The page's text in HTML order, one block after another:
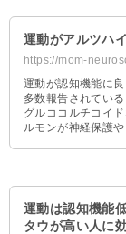
運動がアルツハ
https://mom-
運動が認知機能に
多数報告されてい
グルココルチコイ
ルモンが神経保護
運動は認知機能
タウが高い人に